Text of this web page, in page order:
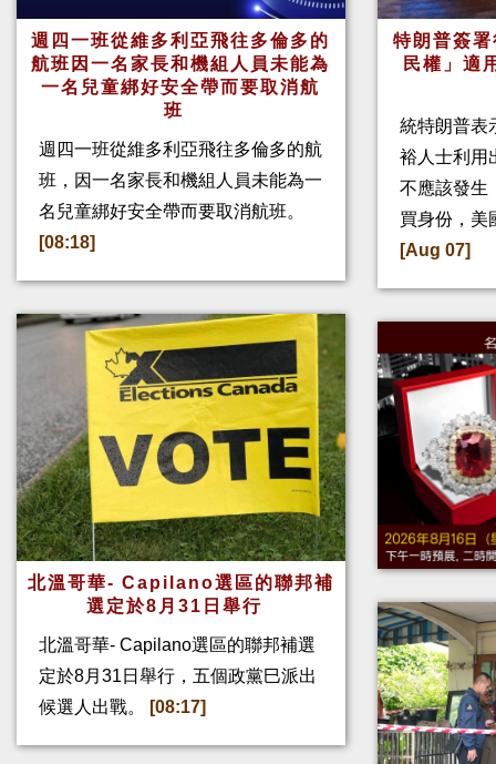
週四一班從維多利亞飛往多倫多的
航班因一名家長和機組人員未能為
一名兒童綁好安全帶而要取消航
班
週四一班從維多利亞飛往多倫多的航
班，因一名家長和機組人員未能為一
名兒童綁好安全帶而要取消航班。
[08:18]
北溫哥華- Capilano選區的聯邦補
選定於8月31日舉行
北溫哥華- Capilano選區的聯邦補選
定於8月31日舉行，五個政黨巳派出
候選人出戰。
[08:17]
特朗普簽
民權」適
統特朗普表
裕人士利用
不應該發生
買身份，美
[Aug 07]